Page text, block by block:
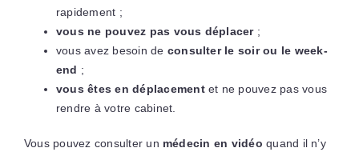
rapidement ;
vous ne pouvez pas vous déplacer;
vous avez besoin de consulter le soir ou le week-
end ;
vous êtes en déplacementet ne pouvez pas vous
rendre à votre cabinet.
Vous pouvez consulter un médecin en vidéo quand il n’y